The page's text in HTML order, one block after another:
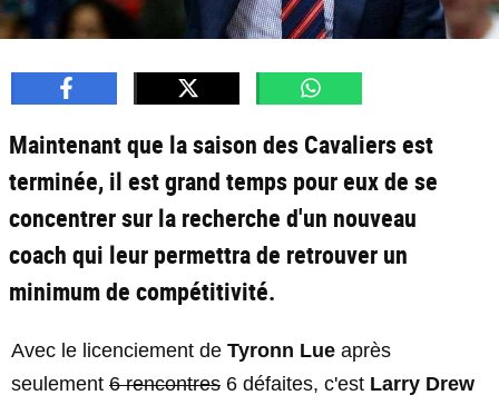
Maintenant que la saison des Cavaliers est
terminée, il est grand temps pour eux de se
concentrer sur la recherche d'un nouveau
coach qui leur permettra de retrouver un
minimum de compétitivité.
Avec le licenciement de Tyronn Lue après
seulement 6 rencontres 6 défaites, c'est Larry Drew